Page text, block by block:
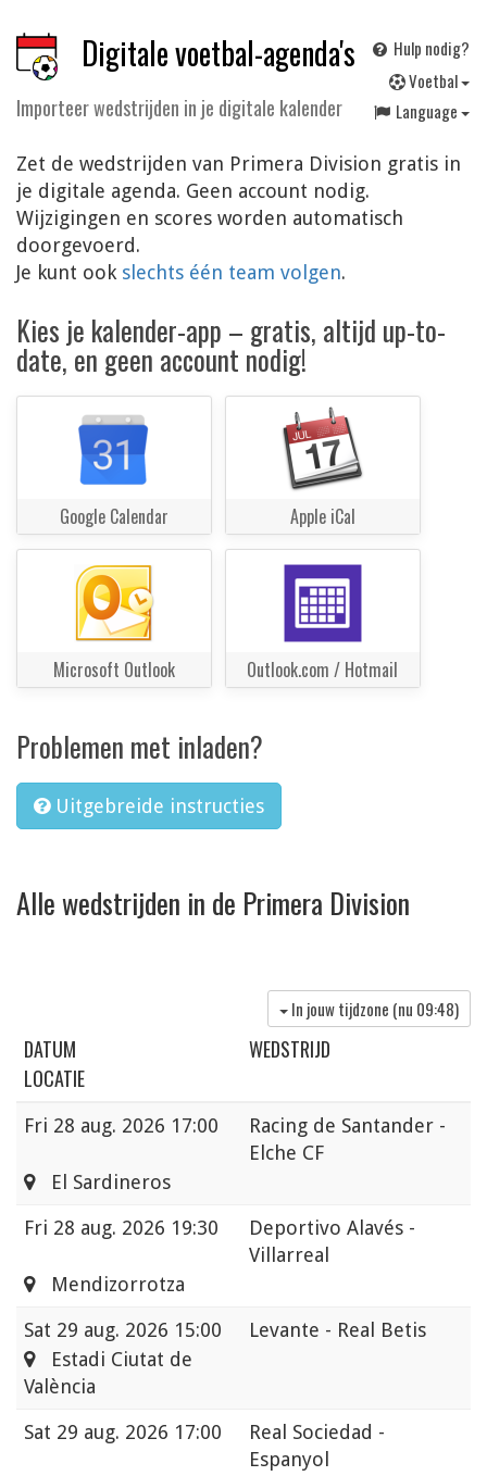
Digitale voetbal-agenda's
Importeer wedstrijden in je digitale kalender
Hulp nodig?
Voetbal
Language
Zet de wedstrijden van Primera Division gratis in
je digitale agenda. Geen account nodig.
Wijzigingen en scores worden automatisch
doorgevoerd.
Je kunt ook slechts één team volgen.
Kies je kalender-app – gratis, altijd up-to-
date, en geen account nodig!
Google Calendar Apple iCal
Microsoft Outlook Outlook.com / Hotmail
Problemen met inladen?
Uitgebreide instructies
Alle wedstrijden in de Primera Division
In jouw tijdzone (nu 09:48)
DATUM
WEDSTRIJD
LOCATIE
Fri 28 aug. 2026 17:00
Racing de Santander -
Elche CF
El Sardineros
Fri 28 aug. 2026 19:30
Deportivo Alavés -
Villarreal
Mendizorrotza
Sat 29 aug. 2026 15:00
Levante - Real Betis
Estadi Ciutat de
València
Sat 29 aug. 2026 17:00
Real Sociedad -
Espanyol